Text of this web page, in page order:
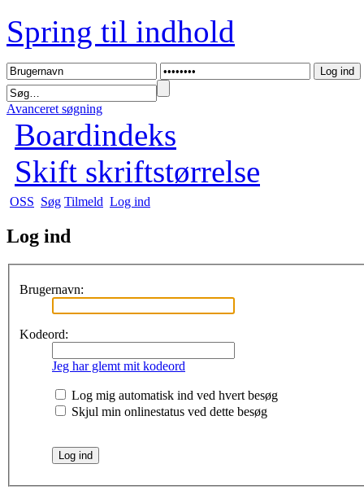
Spring til indhold
Avanceret søgning
Boardindeks
Skift skriftstørrelse
OSS Søg Tilmeld Log ind
Log ind
Brugernavn:
Kodeord:
Jeg har glemt mit kodeord
Log mig automatisk ind ved hvert besøg
Skjul min onlinestatus ved dette besøg